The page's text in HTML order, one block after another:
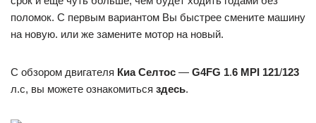
поломок. С первым вариантом Вы быстрее смените машину
на новую. или же замените мотор на новый.
С обзором двигателя Киа Селтос — G4FG 1.6 MPI 121/123
л.с, вы можете ознакомиться здесь.